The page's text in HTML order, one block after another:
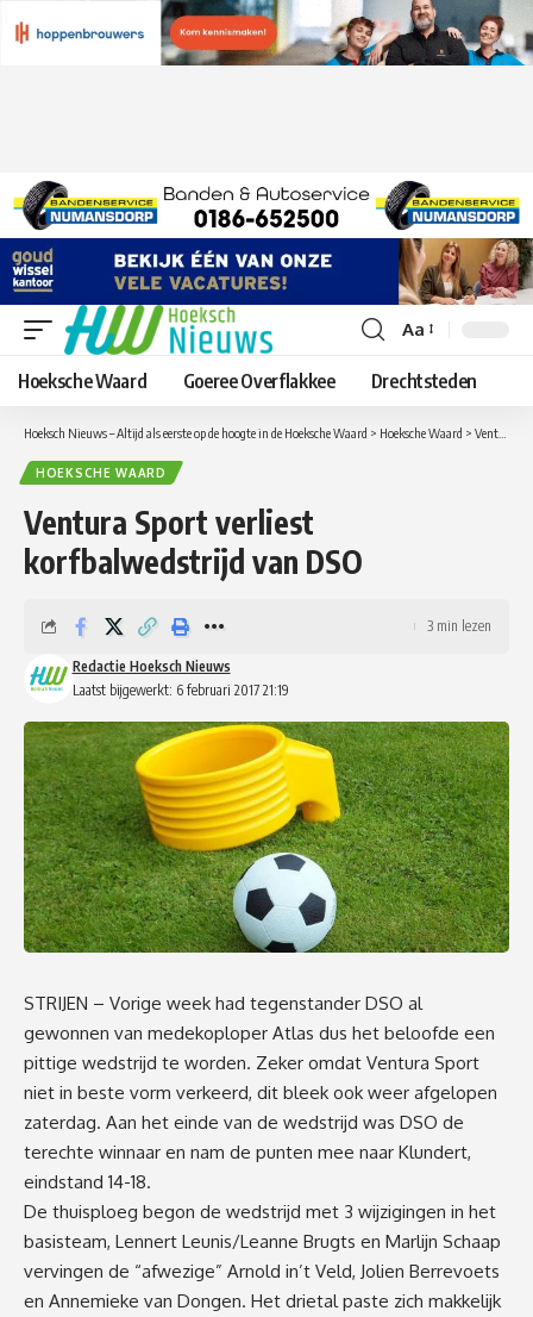
Lettergrootte
aanpassen
Aa
Hoeksche Waard Goeree Overflakkee Drechtsteden
Hoeksch Nieuws – Altijd als eerste op de hoogte in de Hoeksche Waard > Hoeksche Waard > Ventura Sport verliest korfbalwedstrijd van DSO
HOEKSCHE WAARD
Ventura Sport verliest
korfbalwedstrijd van DSO
Laatst bijgewerkt: 6 februari 2017 21:19
Redactie Hoeksch Nieuws
3 min lezen
STRIJEN – Vorige week had tegenstander DSO al
gewonnen van medekoploper Atlas dus het beloofde een
pittige wedstrijd te worden. Zeker omdat Ventura Sport
niet in beste vorm verkeerd, dit bleek ook weer afgelopen
zaterdag. Aan het einde van de wedstrijd was DSO de
terechte winnaar en nam de punten mee naar Klundert,
eindstand 14-18.
De thuisploeg begon de wedstrijd met 3 wijzigingen in het
basisteam, Lennert Leunis/Leanne Brugts en Marlijn Schaap
vervingen de “afwezige” Arnold in’t Veld, Jolien Berrevoets
en Annemieke van Dongen. Het drietal paste zich makkelijk